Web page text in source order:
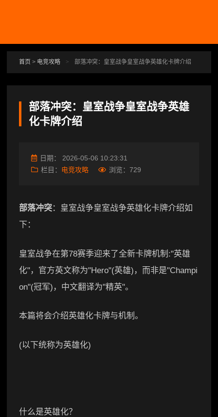
首页 > 电竞攻略 > 部落冲突：皇室战争皇室战争英雄化卡牌介绍
部落冲突：皇室战争皇室战争英雄
化卡牌介绍
日期： 2026-05-06 10:23:31
栏目： 电竞攻略 浏览： 729
部落冲突：皇室战争皇室战争英雄化卡牌介绍如
下：
皇室战争在第78赛季迎来了全新卡牌机制:"英雄
化"，官方英文称为"Hero"(英雄)，而非是"Champi
on"(冠军)，中文翻译为"精英"。
本篇将会介绍英雄化卡牌与机制。
(以下统称为英雄化)
什么是英雄化？